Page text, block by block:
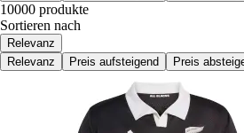
10000 produkte
Sortieren nach
Relevanz
Relevanz
Preis aufsteigend Preis